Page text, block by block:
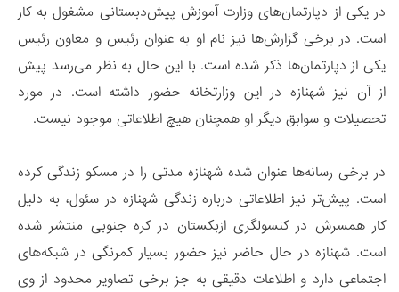
در یکی از دپارتمان‌های وزارت آموزش پیش‌دبستانی مشغول به کار
است. در برخی گزارش‌ها نیز نام او به عنوان رئیس و معاون رئیس
یکی از دپارتمان‌ها ذکر شده است. با این حال به نظر می‌رسد پیش
از آن نیز شهنازه در این وزارتخانه حضور داشته است. در مورد
تحصیلات و سوابق دیگر او همچنان هیچ اطلاعاتی موجود نیست.
در برخی رسانه‌ها عنوان شده شهنازه مدتی را در مسکو زندگی کرده
است. پیش‌تر نیز اطلاعاتی درباره زندگی شهنازه در سئول، به دلیل
کار همسرش در کنسولگری ازبکستان در کره جنوبی منتشر شده
است. شهنازه در حال حاضر نیز حضور بسیار کمرنگی در شبکه‌های
اجتماعی دارد و اطلاعات دقیقی به جز برخی تصاویر محدود از وی